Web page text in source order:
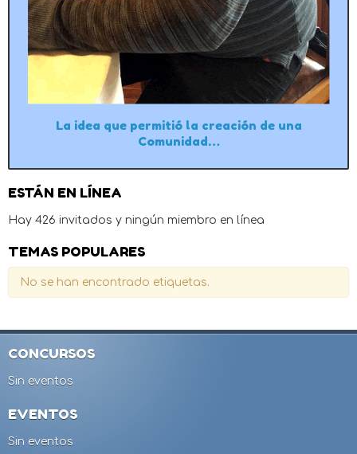
La idea que permitió la creación de una
Comunidad…
ESTÁN EN LÍNEA
Hay 426 invitados y ningún miembro en línea
TEMAS POPULARES
No se han encontrado etiquetas.
CONCURSOS
Sin eventos
EVENTOS
Sin eventos